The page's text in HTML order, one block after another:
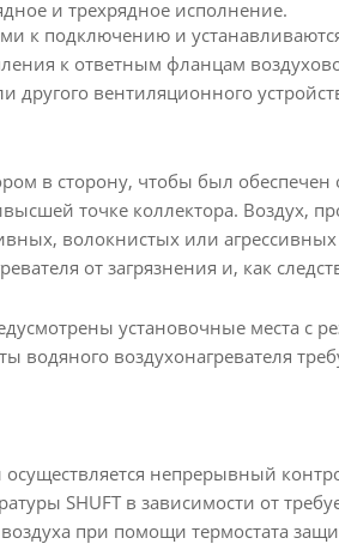
и трехрядное исполнение.
к подключению и
к ответным фланцам
другого вентиляционного
в сторону, чтобы был обеспечен
точке коллектора. Воздух,
волокнистых или
от загрязнения и, как
установочные места с
водяного воздухонагревателя
непрерывный
SHUFT в зависимости от
при помощи термостата